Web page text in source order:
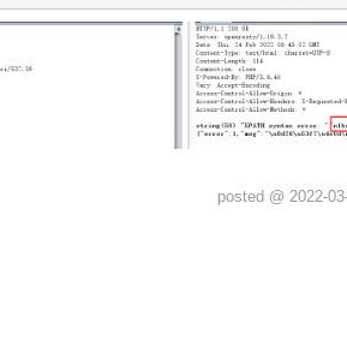
posted @ 2022-